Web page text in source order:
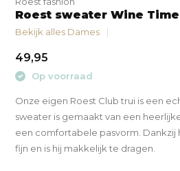
Roest sweater Wine Time
Bekijk alles Dames
49,95
Op voorraad
Onze eigen Roest Club trui is een
sweater is gemaakt van een
een comfortabele pasvorm. Dankzij
fijn en is hij makkelijk te dragen.